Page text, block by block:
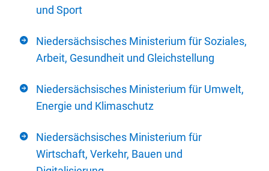
und Sport
Niedersächsisches Ministerium für Soziales,
Arbeit, Gesundheit und Gleichstellung
Niedersächsisches Ministerium für Umwelt,
Energie und Klimaschutz
Niedersächsisches Ministerium für
Wirtschaft, Verkehr, Bauen und